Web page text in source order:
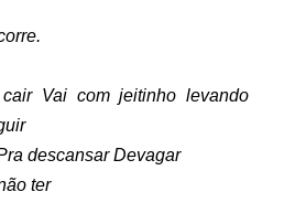
Vai com jeitinho levando
descansar Devagar
ter